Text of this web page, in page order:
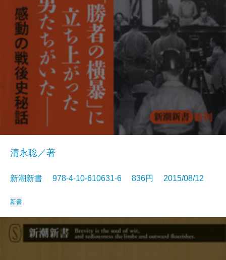
清永聡／著
新潮新書 978-4-10-610631-6 836円 2015/08/12
新書